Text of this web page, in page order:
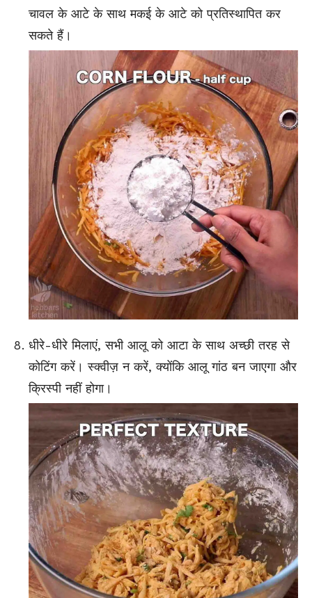
चावल के आटे के साथ मकई के आटे को प्रतिस्थापित कर
सकते हैं।
धीरे-धीरे मिलाएं,सभी आलू को आटा के साथ अच्छी तरह से
कोटिंग करें। स्क्वीज़ न करें, क्योंकि आलू गांठ बन जाएगा और
क्रिस्पी नहीं होगा।